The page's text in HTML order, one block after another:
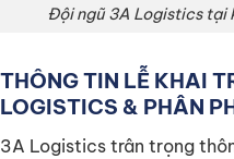
Đội ngũ 3A Logistics tại
THÔNG TIN LỄ KHAI
LOGISTICS & PHÂN
3A Logistics trân trọng